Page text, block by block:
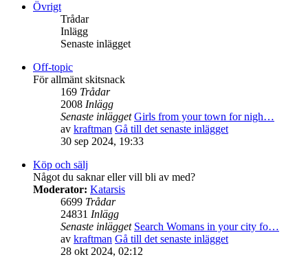
Övrigt
Trådar
Inlägg
Senaste inlägget
Off-topic
För allmänt skitsnack
169 Trådar
2008 Inlägg
Senaste inlägget Girls from your town for nigh…
av kraftman Gå till det senaste inlägget
30 sep 2024, 19:33
Köp och sälj
Något du saknar eller vill bli av med?
Moderator: Katarsis
6699 Trådar
24831 Inlägg
Senaste inlägget Search Womans in your city fo…
av kraftman Gå till det senaste inlägget
28 okt 2024, 02:12